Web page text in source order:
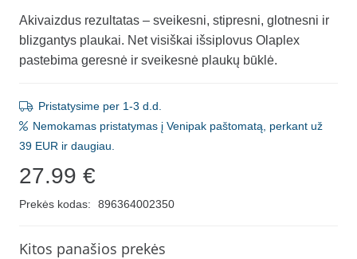
Akivaizdus rezultatas – sveikesni, stipresni, glotnesni ir
blizgantys plaukai. Net visiškai išsiplovus Olaplex
pastebima geresnė ir sveikesnė plaukų būklė.
Pristatysime per 1-3 d.d.
Nemokamas pristatymas į Venipak paštomatą, perkant už
39 EUR ir daugiau.
27.99 €
Prekės kodas: 896364002350
Kitos panašios prekės